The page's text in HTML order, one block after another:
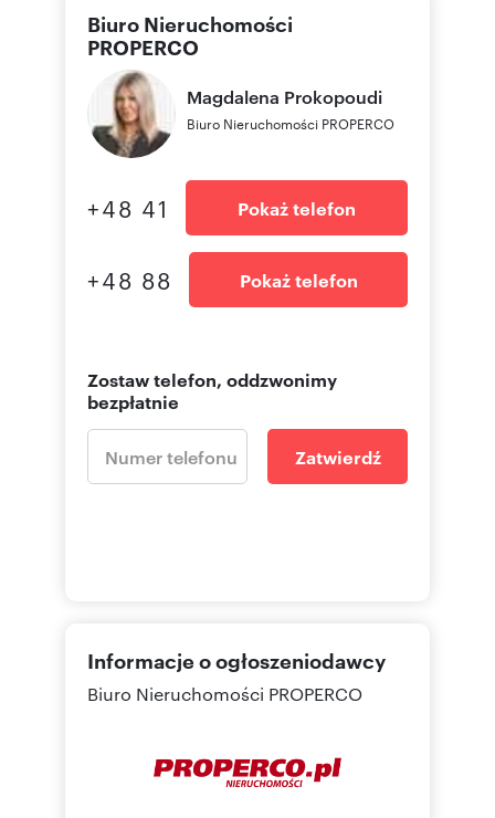
Biuro Nieruchomości
PROPERCO
Magdalena Prokopoudi
Biuro Nieruchomości PROPERCO
+48 41 Pokaż telefon
+48 88 Pokaż telefon
Zostaw telefon, oddzwonimy
bezpłatnie
Zatwierdź
Informacje o ogłoszeniodawcy
Biuro Nieruchomości PROPERCO